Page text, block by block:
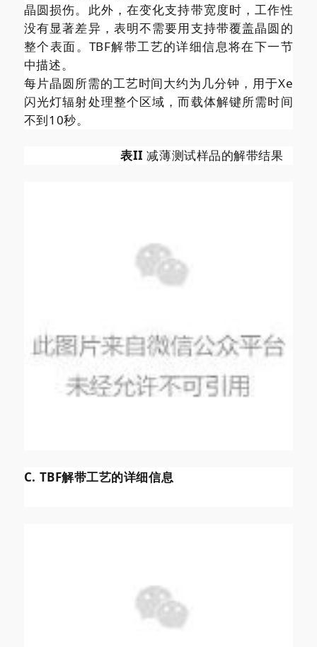
晶圆损伤。此外，在变化支持带宽度时，工作性
没有显著差异，表明不需要用支持带覆盖晶圆的
整个表面。TBF解带工艺的详细信息将在下一节
中描述。
每片晶圆所需的工艺时间大约为几分钟，用于Xe
闪光灯辐射处理整个区域，而载体解键所需时间
不到10秒。
表II 减薄测试样品的解带结果
C. TBF解带工艺的详细信息